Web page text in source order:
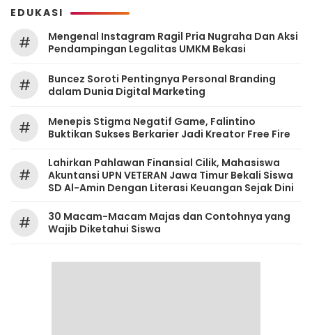
EDUKASI
#
Mengenal Instagram Ragil Pria Nugraha Dan Aksi
Pendampingan Legalitas UMKM Bekasi
#
‎Buncez Soroti Pentingnya Personal Branding
dalam Dunia Digital Marketing
#
Menepis Stigma Negatif Game, Falintino
Buktikan Sukses Berkarier Jadi Kreator Free Fire
#
Lahirkan Pahlawan Finansial Cilik, Mahasiswa
Akuntansi UPN VETERAN Jawa Timur Bekali Siswa
SD Al-Amin Dengan Literasi Keuangan Sejak Dini
#
30 Macam-Macam Majas dan Contohnya yang
Wajib Diketahui Siswa